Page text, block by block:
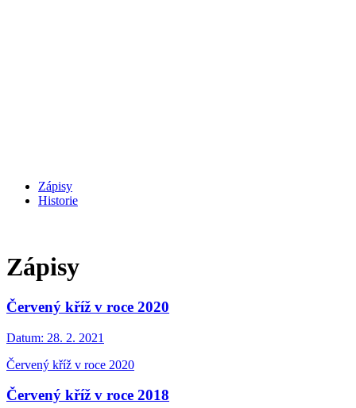
Zápisy
Historie
Zápisy
Červený kříž v roce 2020
Datum: 28. 2. 2021
Červený kříž v roce 2020
Červený kříž v roce 2018